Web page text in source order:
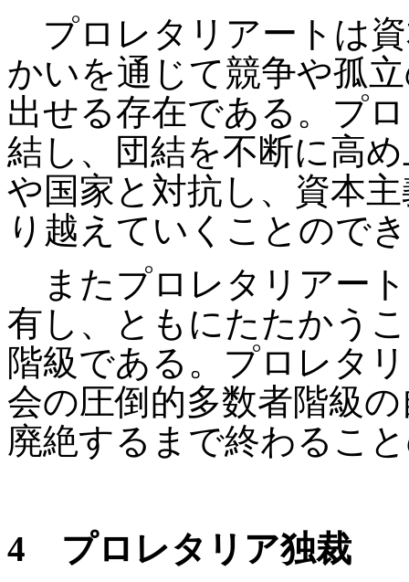
プロレタリアートは
かいを通じて競争や孤
出せる存在である。プ
結し、団結を不断に高
や国家と対抗し、資本
り越えていくことので
またプロレタリアー
有し、ともにたたかう
階級である。プロレタ
会の圧倒的多数者階級
廃絶するまで終わるこ
4 プロレタリア独裁